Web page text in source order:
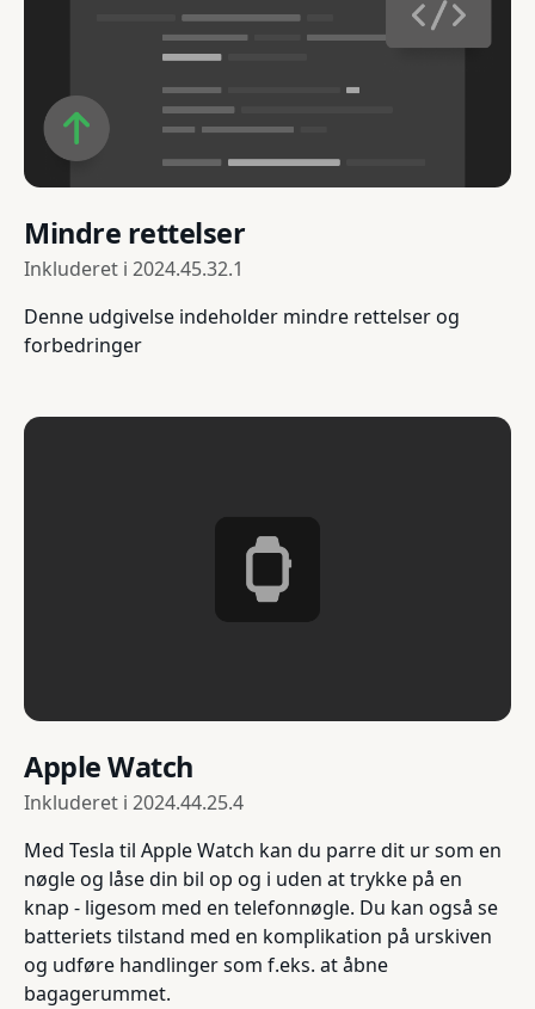
Mindre rettelser
Inkluderet i 2024.45.32.1
Denne udgivelse indeholder mindre rettelser og
forbedringer
Apple Watch
Inkluderet i 2024.44.25.4
Med Tesla til Apple Watch kan du parre dit ur som en
nøgle og låse din bil op og i uden at trykke på en
knap - ligesom med en telefonnøgle. Du kan også se
batteriets tilstand med en komplikation på urskiven
og udføre handlinger som f.eks. at åbne
bagagerummet.